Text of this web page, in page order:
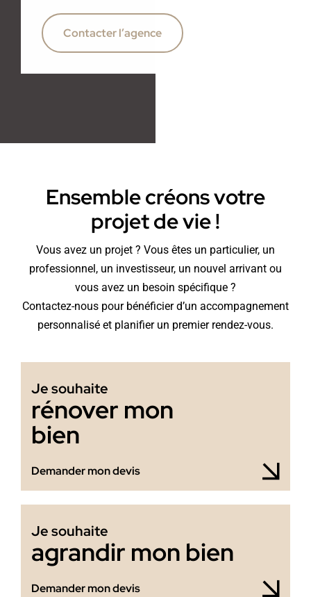
Contacter l’agence
Ensemble créons votre
projet de vie !
Vous avez un projet ? Vous êtes un particulier, un
professionnel, un investisseur, un nouvel arrivant ou
vous avez un besoin spécifique ?
Contactez-nous pour bénéficier d’un accompagnement
personnalisé et planifier un premier rendez-vous.
Je souhaite
rénover mon
bien
Demander mon devis
Je souhaite
agrandir mon bien
Demander mon devis